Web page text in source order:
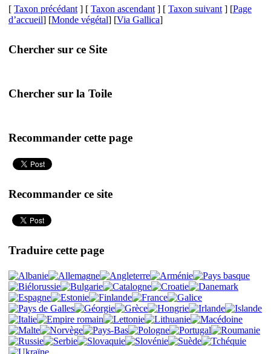
[ Taxon précédant ] [ Taxon ascendant ] [ Taxon suivant ] [Page
d’accueil] [Monde végétal] [Via Gallica]
Chercher sur ce Site
Chercher sur la Toile
Recommander cette page
Recommander ce site
Traduire cette page